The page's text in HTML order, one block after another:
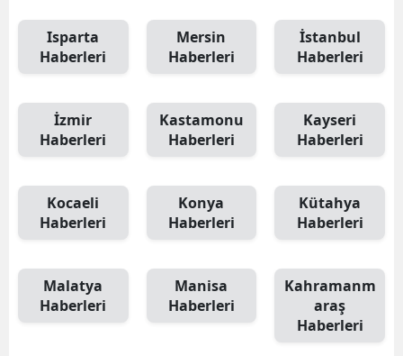
Isparta
Haberleri
Mersin
Haberleri
İstanbul
Haberleri
İzmir
Haberleri
Kastamonu
Haberleri
Kayseri
Haberleri
Kocaeli
Haberleri
Konya
Haberleri
Kütahya
Haberleri
Malatya
Haberleri
Manisa
Haberleri
Kahramanm
araş
Haberleri